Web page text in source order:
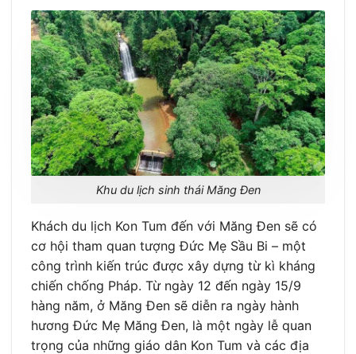
Khu du lịch sinh thái Măng Đen
Khách du lịch Kon Tum đến với Măng Đen sẽ có
cơ hội tham quan tượng Đức Mẹ Sầu Bi – một
công trình kiến trúc được xây dựng từ kì kháng
chiến chống Pháp. Từ ngày 12 đến ngày 15/9
hàng năm, ở Măng Đen sẽ diễn ra ngày hành
hương Đức Mẹ Măng Đen, là một ngày lễ quan
trọng của những giáo dân Kon Tum và các địa